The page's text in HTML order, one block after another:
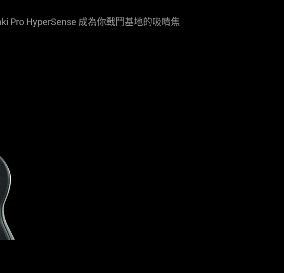
Pro HyperSense 成為你戰鬥基地的吸睛焦